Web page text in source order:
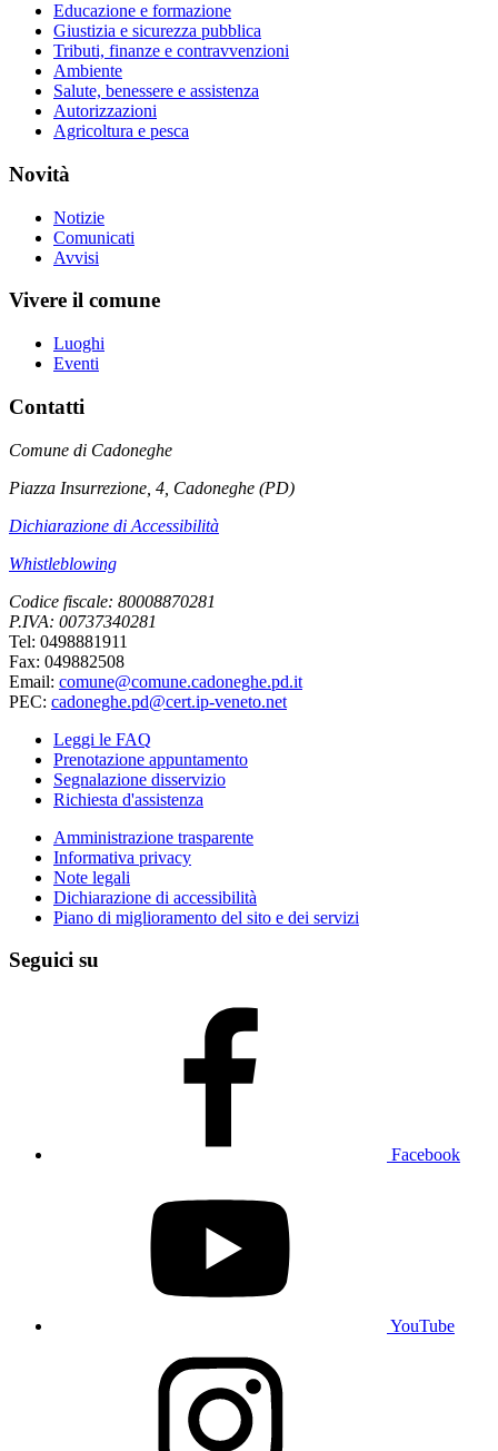
Educazione e formazione
Giustizia e sicurezza pubblica
Tributi, finanze e contravvenzioni
Ambiente
Salute, benessere e assistenza
Autorizzazioni
Agricoltura e pesca
Novità
Notizie
Comunicati
Avvisi
Vivere il comune
Luoghi
Eventi
Contatti
Comune di Cadoneghe
Piazza Insurrezione, 4, Cadoneghe (PD)
Dichiarazione di Accessibilità
Whistleblowing
Codice fiscale: 80008870281
P.IVA: 00737340281
Tel: 0498881911
Fax: 049882508
Email: comune@comune.cadoneghe.pd.it
PEC: cadoneghe.pd@cert.ip-veneto.net
Leggi le FAQ
Prenotazione appuntamento
Segnalazione disservizio
Richiesta d'assistenza
Amministrazione trasparente
Informativa privacy
Note legali
Dichiarazione di accessibilità
Piano di miglioramento del sito e dei servizi
Seguici su
Facebook
YouTube